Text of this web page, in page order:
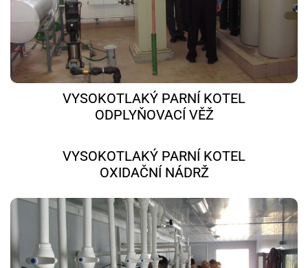
VYSOKOTLAKÝ PARNÍ KOTEL
ODPLYŇOVACÍ VĚŽ
VYSOKOTLAKÝ PARNÍ KOTEL
OXIDAČNÍ NÁDRŽ